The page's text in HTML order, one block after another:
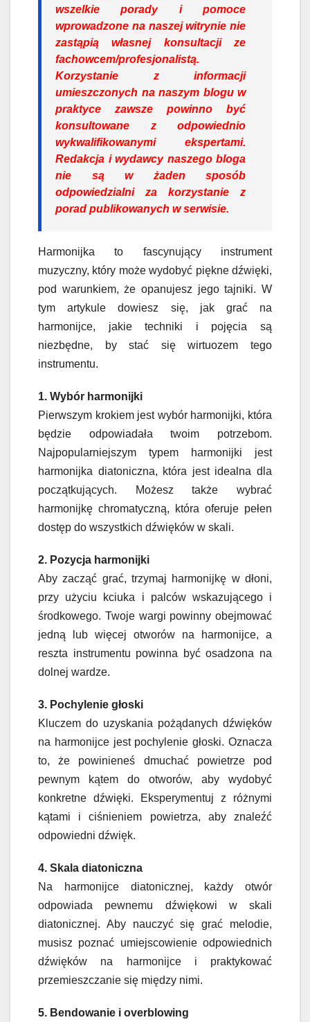
wszelkie porady i pomoce
wprowadzone na naszej witrynie nie
zastąpią własnej konsultacji ze
fachowcem/profesjonalistą.
Korzystanie z informacji
umieszczonych na naszym blogu w
praktyce zawsze powinno być
konsultowane z odpowiednio
wykwalifikowanymi ekspertami.
Redakcja i wydawcy naszego bloga
nie są w żaden sposób
odpowiedzialni za korzystanie z
porad publikowanych w serwisie.
Harmonijka to fascynujący instrument
muzyczny, który może wydobyć piękne dźwięki,
pod warunkiem, że opanujesz jego tajniki. W
tym artykule dowiesz się, jak grać na
harmonijce, jakie techniki i pojęcia są
niezbędne, by stać się wirtuozem tego
instrumentu.
1. Wybór harmonijki
Pierwszym krokiem jest wybór harmonijki, która
będzie odpowiadała twoim potrzebom.
Najpopularniejszym typem harmonijki jest
harmonijka diatoniczna, która jest idealna dla
początkujących. Możesz także wybrać
harmonijkę chromatyczną, która oferuje pełen
dostęp do wszystkich dźwięków w skali.
2. Pozycja harmonijki
Aby zacząć grać, trzymaj harmonijkę w dłoni,
przy użyciu kciuka i palców wskazującego i
środkowego. Twoje wargi powinny obejmować
jedną lub więcej otworów na harmonijce, a
reszta instrumentu powinna być osadzona na
dolnej wardze.
3. Pochylenie głoski
Kluczem do uzyskania pożądanych dźwięków
na harmonijce jest pochylenie głoski. Oznacza
to, że powinieneś dmuchać powietrze pod
pewnym kątem do otworów, aby wydobyć
konkretne dźwięki. Eksperymentuj z różnymi
kątami i ciśnieniem powietrza, aby znaleźć
odpowiedni dźwięk.
4. Skala diatoniczna
Na harmonijce diatonicznej, każdy otwór
odpowiada pewnemu dźwiękowi w skali
diatonicznej. Aby nauczyć się grać melodie,
musisz poznać umiejscowienie odpowiednich
dźwięków na harmonijce i praktykować
przemieszczanie się między nimi.
5. Bendowanie i overblowing